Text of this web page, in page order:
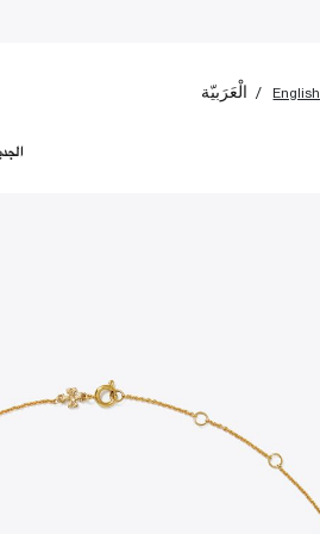
English الْعَرَبيّة